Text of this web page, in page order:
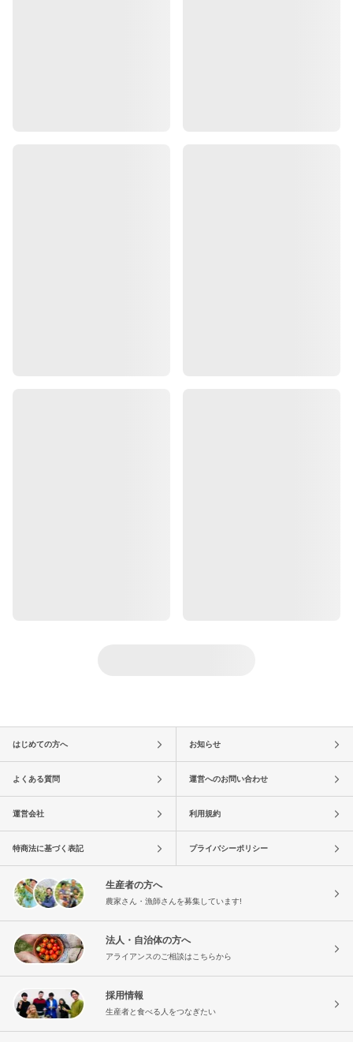
はじめての方へ お知らせ
よくある質問 運営へのお問い合わせ
運営会社 利用規約
特商法に基づく表記 プライバシーポリシー
生産者の方へ
農家さん・漁師さんを募集しています!
法人・自治体の方へ
アライアンスのご相談はこちらから
採用情報
生産者と食べる人をつなぎたい